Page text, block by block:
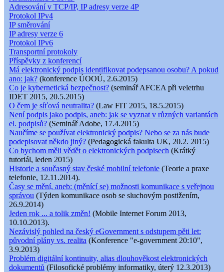
Adresování v TCP/IP, IP adresy verze 4P
Protokol IPv4
IP směrování
IP adresy verze 6
Protokol IPv6
Transportní protokoly
Příspěvky z konferencí
Má elektronický podpis identifikovat podepsanou osobu? A pokud
ano: jak? (konference ÚOOÚ, 2.6.2015)
Co je kybernetická bezpečnost? (seminář AFCEA při veletrhu
IDET 2015, 20.5.2015)
O čem je síťová neutralita? (Law FIT 2015, 18.5.2015)
Není podpis jako podpis, aneb: jak se vyznat v různých variantách
el. podpisů? (Seminář Adobe, 17.4.2015)
Naučíme se používat elektronický podpis? Nebo se za nás bude
podepisovat někdo jiný? (Pedagogická fakulta UK, 20.2. 2015)
Co bychom měli vědět o elektronických podpisech (Krátký
tutoriál, leden 2015)
Historie a současný stav české mobilní telefonie (Teorie a praxe
telefonie, 12.11.2014).
Časy se mění, aneb: (měnící se) možnosti komunikace s veřejnou
správou (Týden komunikace osob se sluchovým postižením,
26.9.2014)
Jeden rok ... a tolik změn! (Mobile Internet Forum 2013,
10.10.2013).
Nezávislý pohled na český eGovernment s odstupem pěti let:
původní plány vs. realita (Konference "e-government 20:10",
3.9.2013)
Problém digitální kontinuity, alias dlouhověkost elektronických
dokumentů (Filosofické problémy informatiky, úterý 12.3.2013)